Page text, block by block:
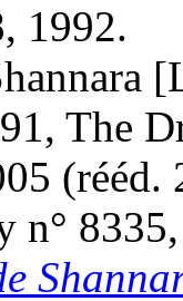
1992.
The
(rééd.
n°